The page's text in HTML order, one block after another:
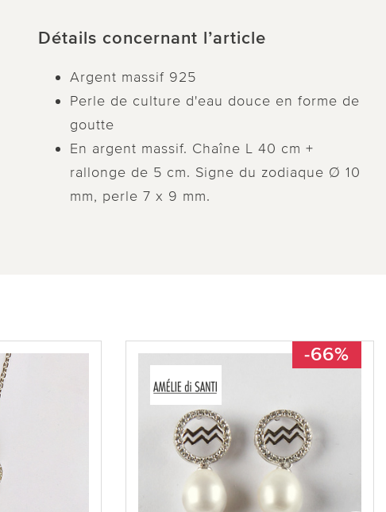
Détails concernant l’article
Argent massif 925
Perle de culture d'eau douce en forme de
goutte
En argent massif. Chaîne L 40 cm +
rallonge de 5 cm. Signe du zodiaque Ø 10
mm, perle 7 x 9 mm.
-66%